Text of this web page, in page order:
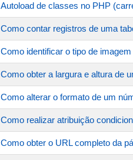
Autoload de classes no PHP
Como contar registros de uma
Como identificar o tipo de
Como obter a largura e altura de
Como alterar o formato de um
Como realizar atribuição
Como obter o URL completo da